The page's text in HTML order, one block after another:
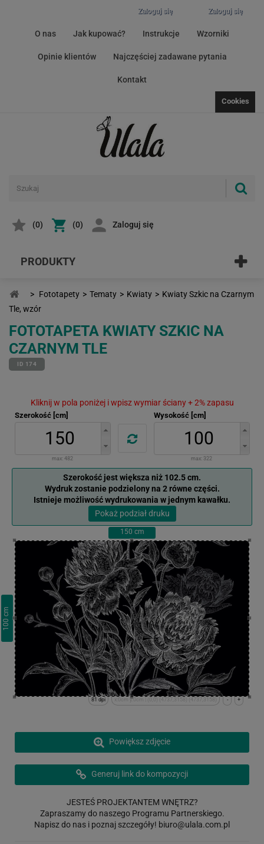
Zaloguj się
Zaloguj się
O nas Jak kupować? Instrukcje Wzorniki
Opinie klientów Najczęściej zadawane pytania
Kontakt
Cookies
(0) (0) Zaloguj się
PRODUKTY
> Fototapety > Tematy > Kwiaty > Kwiaty Szkic na Czarnym
Tle, wzór
FOTOTAPETA KWIATY SZKIC NA
CZARNYM TLE
ID 174
Kliknij w pola poniżej i wpisz wymiar ściany + 2% zapasu
Szerokość [cm]
max: 482
Wysokość [cm]
max: 322
Szerokość jest większa niż 102.5 cm.
Wydruk zostanie podzielony na 2 równe części.
Istnieje możliwość wydrukowania w jednym kawałku.
Pokaż podział druku
150 cm
100
cm
+
-
x:0cm y:0cm | (0,0) (4737,3158) (4737,3158)
81 dpi
Powiększ zdjęcie
Generuj link do kompozycji
JESTEŚ PROJEKTANTEM WNĘTRZ?
Zapraszamy do naszego Programu Partnerskiego.
Napisz do nas i poznaj szczegóły! biuro@ulala.com.pl